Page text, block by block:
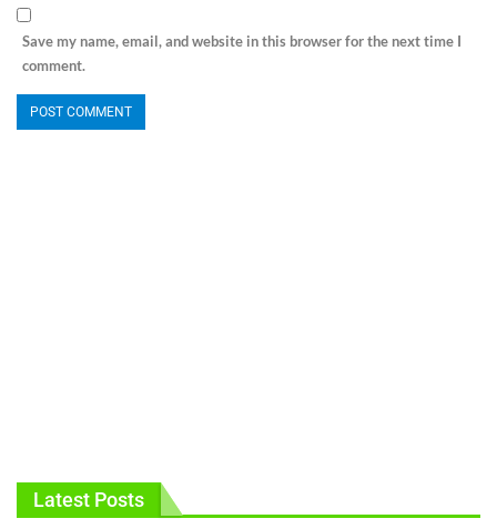
Save my name, email, and website in this browser for the next time I
comment.
Latest Posts